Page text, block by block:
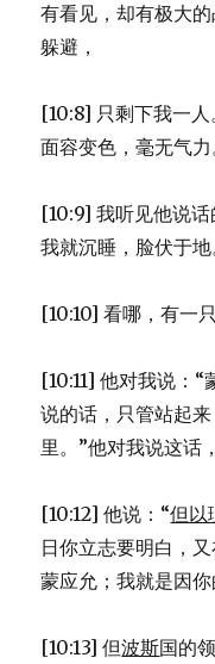
有看见，却有极大
躲避，
[10:8] 只剩下我一人
面容变色，毫无气力
[10:9] 我听见他说话
我就沉睡，脸伏于地
[10:10] 看哪，有一
[10:11] 他对我说：“
说的话，只管站起
里。”他对我说这话
[10:12] 他说：“但以
日你立志要明白，
蒙应允；我就是因你
[10:13] 但波斯国的